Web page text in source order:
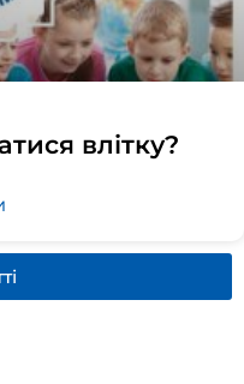
влітку?